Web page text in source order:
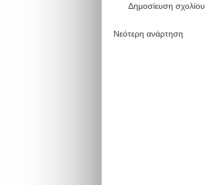
Δημοσίευση σχολίου
Νεότερη ανάρτηση